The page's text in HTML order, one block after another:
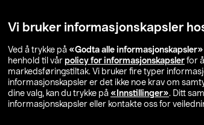
Vi bruker informasjonskapsler
Ved å trykke på «Godta alle informasjonskapsler»
henhold til vår policy for informasjonskapsler for
markedsføringstiltak. Vi bruker fire typer
informasjonskapsler er det ikke noe krav om
dine valg, kan du trykke på «Innstillinger». Ditt
informasjonskapsler eller kontakte oss for